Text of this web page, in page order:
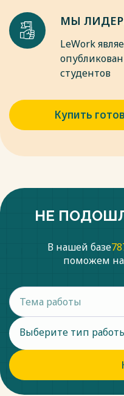
МЫ
LeWork
студентов
Купить
НЕ
В нашей базе
поможем
Выберите тип